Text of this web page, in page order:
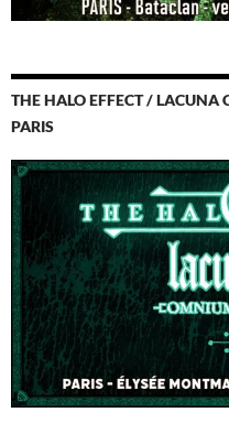
THE HALO EFFECT /
PARIS